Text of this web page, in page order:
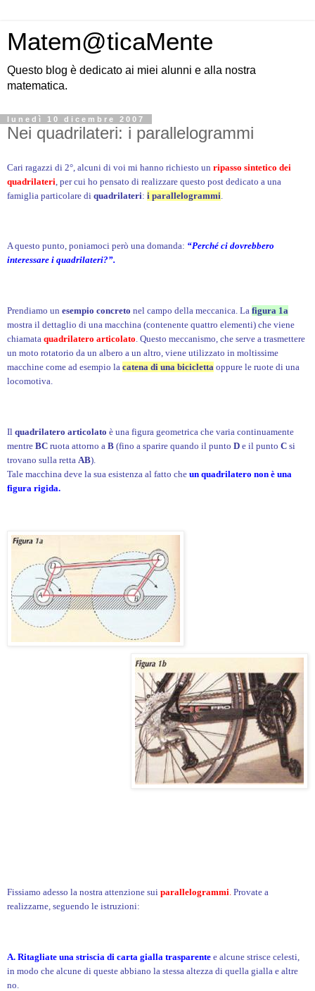
Matem@ticaMente
Questo blog è dedicato ai miei alunni e alla nostra
matematica.
lunedì 10 dicembre 2007
Nei quadrilateri: i parallelogrammi
Cari ragazzi di 2°, alcuni di voi mi hanno richiesto un ripasso sintetico dei
quadrilateri , per cui ho pensato di realizzare questo post dedicato a una
famiglia particolare di quadrilateri: i parallelogrammi
A questo punto, poniamoci però una domanda: “Perché ci dovrebbero
interessare i quadrilateri?”.
Prendiamo un esempio concreto nel campo della meccanica. La figura 1a
mostra il dettaglio di una macchina (contenente quattro elementi) che viene
chiamata quadrilatero articolato. Questo meccanismo, che serve a trasmettere
un moto rotatorio da un albero a un altro, viene utilizzato in moltissime
macchine come ad esempio la catena di una bicicletta oppure le ruote di una
locomotiva.
Il quadrilatero articolato è una figura geometrica che varia continuamente
mentre BC ruota attorno a B (fino a sparire quando il punto D e il punto C si
trovano sulla retta AB).
Tale macchina deve la sua esistenza al fatto che un quadrilatero non è una
figura rigida.
Fissiamo adesso la nostra attenzione sui parallelogrammi Provate a
realizzarne, seguendo le istruzioni:
A. Ritagliate una striscia di carta gialla trasparente e alcune strisce celesti,
in modo che alcune di queste abbiano la stessa altezza di quella gialla e altre
no.